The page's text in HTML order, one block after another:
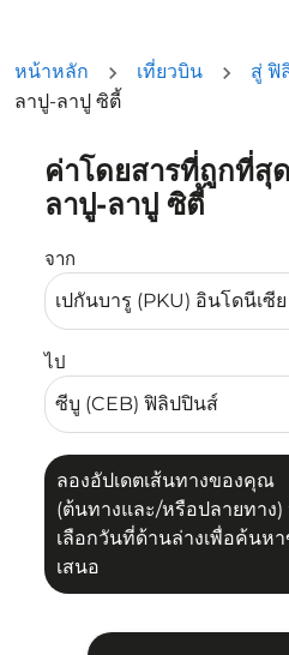
หน้าหลัก เที่ยวบิน สู่ ฟิ
ลาปู-ลาปู ซิตี้
ค่าโดยสารที่ถูกที่สุ
ลาปู-ลาปู ซิตี้
จาก
ไป
ลองอัปเดตเส้นทางของคุณ
(ต้นทางและ/หรือปลายทาง)
เลือกวันที่ด้านล่างเพื่อค้นห
เสนอ
ลองอัปเดตเส้นทางของคุณ (